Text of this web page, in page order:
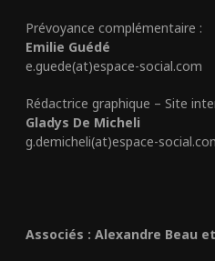
Prévoyance complémentaire :
Emilie Guédé
e.guede(at)espace-social.com
Rédactrice graphique – Site
Gladys De Micheli
g.demicheli(at)espace-
Associés : Alexandre Beau